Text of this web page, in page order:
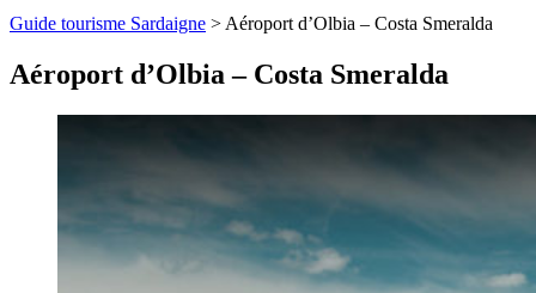
Guide tourisme Sardaigne > Aéroport d’Olbia – Costa Smeralda
Aéroport d’Olbia – Costa Smeralda